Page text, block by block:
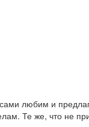
любим и
Те же, что не